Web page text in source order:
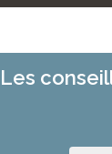
Les